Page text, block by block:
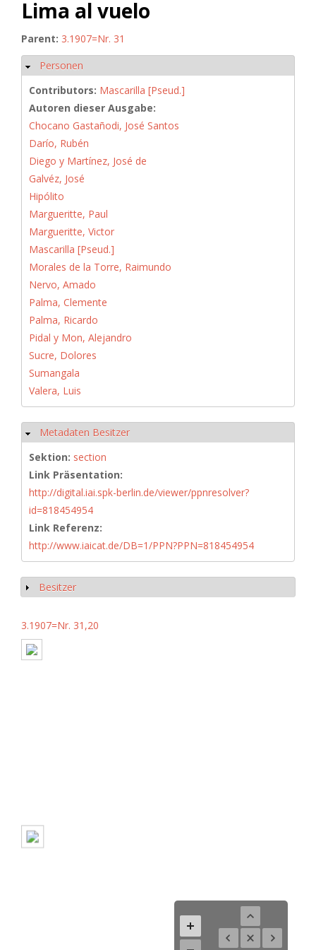
Lima al vuelo
Parent: 3.1907=Nr. 31
Hide
Personen
Contributors: Mascarilla [Pseud.]
Autoren dieser Ausgabe:
Chocano Gastañodi, José Santos
Darío, Rubén
Diego y Martínez, José de
Galvéz, José
Hipólito
Margueritte, Paul
Margueritte, Victor
Mascarilla [Pseud.]
Morales de la Torre, Raimundo
Nervo, Amado
Palma, Clemente
Palma, Ricardo
Pidal y Mon, Alejandro
Sucre, Dolores
Sumangala
Valera, Luis
Hide
Metadaten Besitzer
Sektion: section
Link Präsentation:
http://digital.iai.spk-berlin.de/viewer/ppnresolver?
id=818454954
Link Referenz:
http://www.iaicat.de/DB=1/PPN?PPN=818454954
Show
Besitzer
3.1907=Nr. 31,20